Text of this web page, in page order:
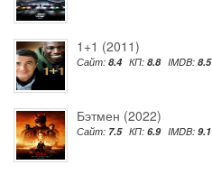
1+1 (2011)
Сайт: 8.4 КП: 8.8 IMDB: 8.5
Бэтмен (2022)
Сайт: 7.5 КП: 6.9 IMDB: 9.1